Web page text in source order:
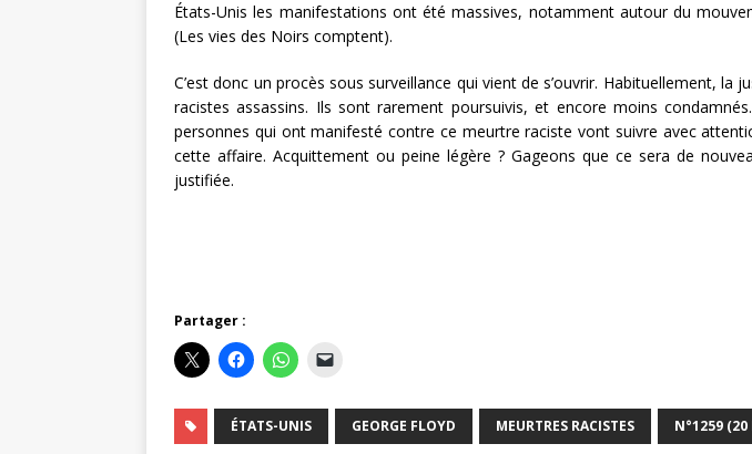
États-Unis les manifestations ont été massives, notamment autour du
(Les vies des Noirs comptent).
C’est donc un procès sous surveillance qui vient de s’ouvrir. Habituellement, la
racistes assassins. Ils sont rarement poursuivis, et encore moins
personnes qui ont manifesté contre ce meurtre raciste vont suivre avec
cette affaire. Acquittement ou peine légère ? Gageons que ce sera de
justifiée.
Partager :
ÉTATS-UNIS GEORGE FLOYD MEURTRES RACISTES N°1259 (20